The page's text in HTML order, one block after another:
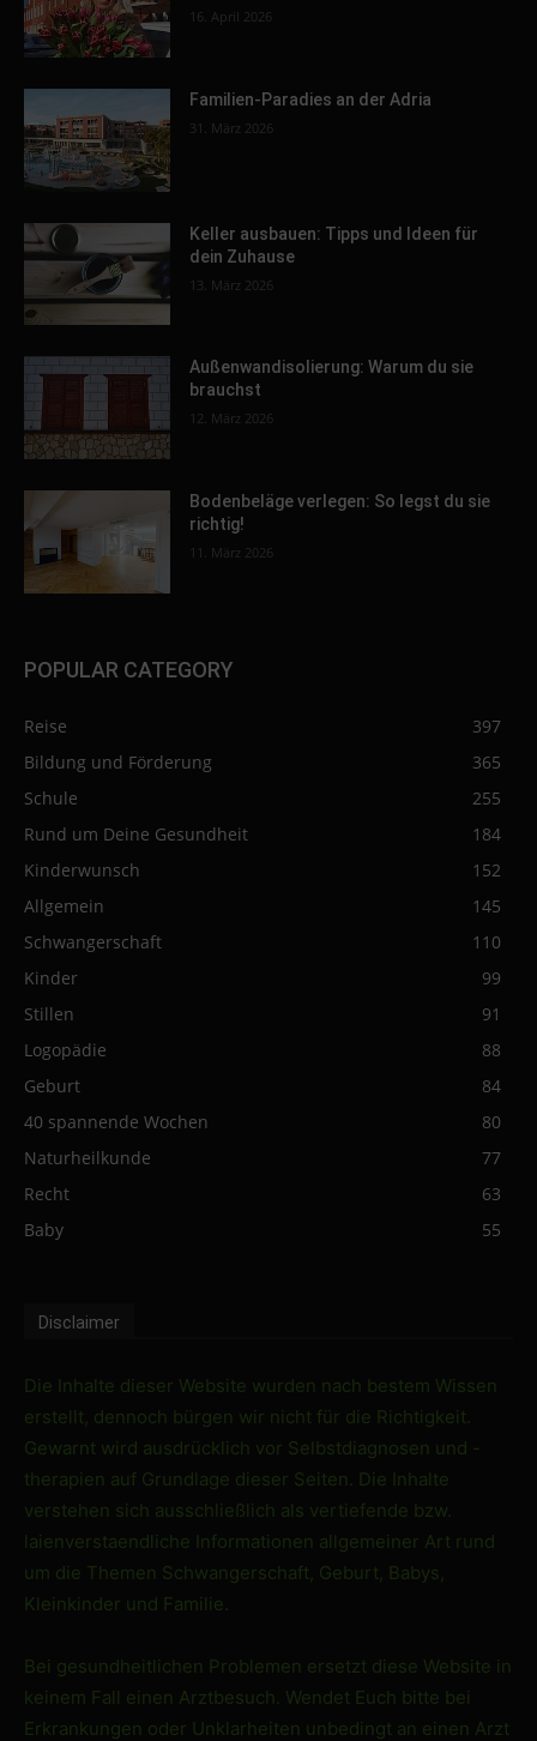
16. April 2026
Familien-Paradies an der Adria
31. März 2026
Keller ausbauen: Tipps und Ideen für
dein Zuhause
13. März 2026
Außenwandisolierung: Warum du sie
brauchst
12. März 2026
Bodenbeläge verlegen: So legst du sie
richtig!
11. März 2026
POPULAR CATEGORY
Reise
397
Bildung und Förderung
365
Schule
255
Rund um Deine Gesundheit
184
Kinderwunsch
152
Allgemein
145
Schwangerschaft
110
Kinder
99
Stillen
91
Logopädie
88
Geburt
84
40 spannende Wochen
80
Naturheilkunde
77
Recht
63
Baby
55
Disclaimer
Die Inhalte dieser Website wurden nach bestem Wissen
erstellt, dennoch bürgen wir nicht für die Richtigkeit.
Gewarnt wird ausdrücklich vor Selbstdiagnosen und -
therapien auf Grundlage dieser Seiten. Die Inhalte
verstehen sich ausschließlich als vertiefende bzw.
laienverstaendliche Informationen allgemeiner Art rund
um die Themen Schwangerschaft, Geburt, Babys,
Kleinkinder und Familie.
Bei gesundheitlichen Problemen ersetzt diese Website in
keinem Fall einen Arztbesuch. Wendet Euch bitte bei
Erkrankungen oder Unklarheiten unbedingt an einen Arzt